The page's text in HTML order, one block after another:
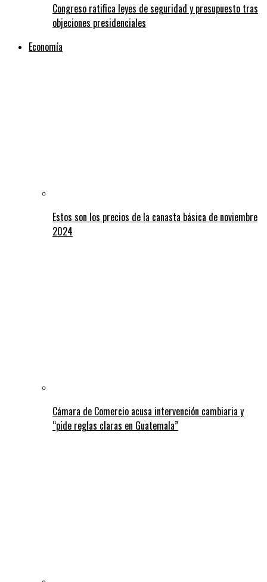
Congreso ratifica leyes de seguridad y presupuesto tras
objeciones presidenciales
Economía
Estos son los precios de la canasta básica de noviembre
2024
Cámara de Comercio acusa intervención cambiaria y
“pide reglas claras en Guatemala”